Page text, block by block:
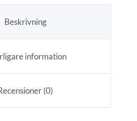
Beskrivning
information
(0)